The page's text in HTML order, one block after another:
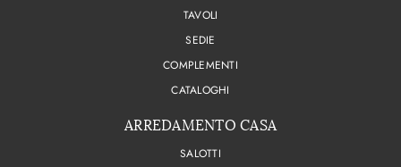
TAVOLI
SEDIE
COMPLEMENTI
CATALOGHI
ARREDAMENTO CASA
SALOTTI